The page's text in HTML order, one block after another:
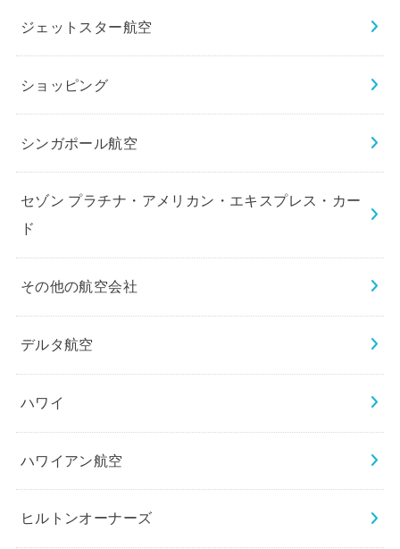
ジェットスター航空
ショッピング
シンガポール航空
セゾン プラチナ・アメリカン・エキスプレス・カー
ド
その他の航空会社
デルタ航空
ハワイ
ハワイアン航空
ヒルトンオーナーズ